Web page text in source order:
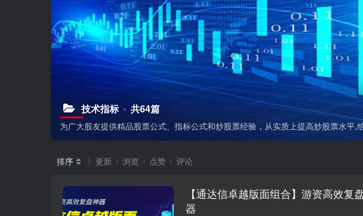
技术指标 共64篇
为广大股友提供精品股票公式、指标公式和炒股票经验，从实质上提高炒股票水平,
排序 更新 浏览 点赞 评论
【通达信卓越版面组合】游资高效复
器